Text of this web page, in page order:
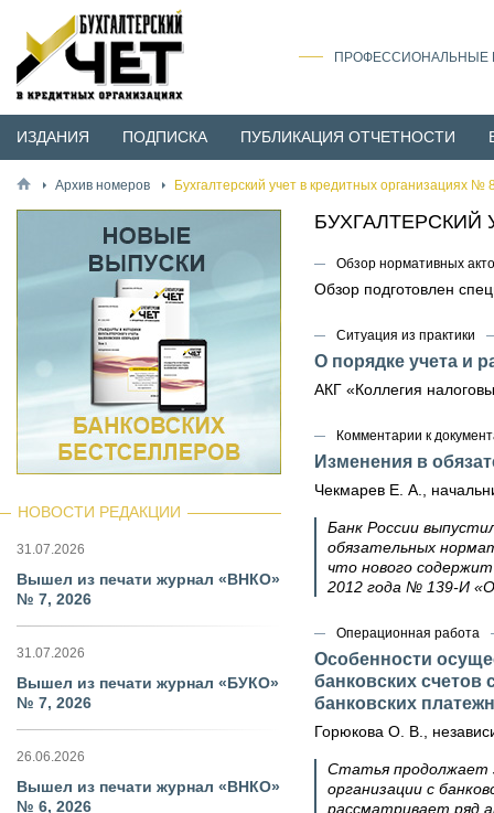
ПРОФЕССИОНАЛЬНЫЕ
ИЗДАНИЯ ПОДПИСКА ПУБЛИКАЦИЯ ОТЧЕТНОСТИ
Архив номеров Бухгалтерский учет в кредитных организациях №
БУХГАЛТЕРСКИЙ
Обзор нормативных
Обзор подготовлен
Ситуация из практики
О порядке учета и
АКГ «Коллегия
Комментарии к
Изменения в
Чекмарев Е. А.,
Банк России
обязательных
что нового
2012 года № 139‑И
Операционная работа
Особенности
банковских счетов
банковских
Горюкова О. В.,
Статья продолжает
организации с
рассматривает ряд
НОВОСТИ РЕДАКЦИИ
31.07.2026
Вышел из печати журнал «ВНКО»
№ 7, 2026
31.07.2026
Вышел из печати журнал «БУКО»
№ 7, 2026
26.06.2026
Вышел из печати журнал «ВНКО»
№ 6, 2026